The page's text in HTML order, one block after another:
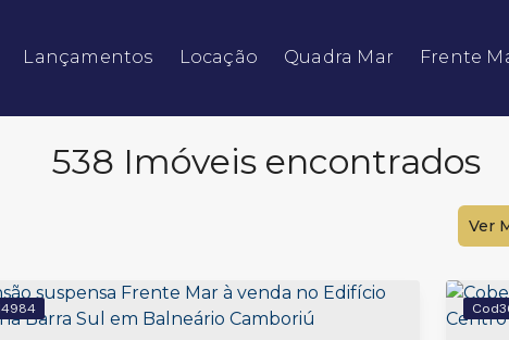
Frente
Quadra Mar
Locação
Lançamentos
538 Imóveis encontrados
Ver
4984